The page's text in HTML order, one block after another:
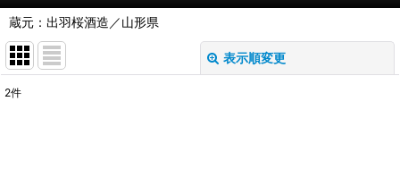
蔵元：出羽桜酒造／山形県
表示順変更
2件